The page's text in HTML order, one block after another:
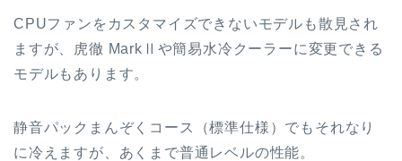
CPUファンをカスタマイズできないモデルも散見され
ますが、虎徹 MarkⅡや簡易水冷クーラーに変更できる
モデルもあります。
静音パックまんぞくコース（標準仕様）でもそれなり
に冷えますが、あくまで普通レベルの性能。